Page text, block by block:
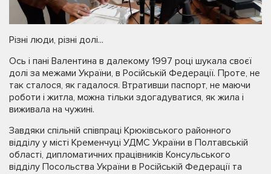
Різні люди, різні долі...
Ось і пані Валентина в далекому 1997 році шукала своєї
долі за межами України, в Російській Федерації. Проте, не
так сталося, як гадалося. Втративши паспорт, не маючи
роботи і житла, можна тільки здогадуватися, як жила і
виживала на чужині.
Завдяки спільній співпраці Крюківського районного
відділу у місті Кременчуці УДМС України в Полтавській
області, дипломатичних працівників Консульського
відділу Посольства України в Російській Федерації та